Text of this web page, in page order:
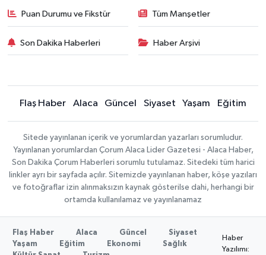
Puan Durumu ve Fikstür Tüm Manşetler
Son Dakika Haberleri Haber Arşivi
Flaş Haber Alaca Güncel Siyaset Yaşam Eğitim
Sitede yayınlanan içerik ve yorumlardan yazarları sorumludur.
Yayınlanan yorumlardan Çorum Alaca Lider Gazetesi - Alaca Haber,
Son Dakika Çorum Haberleri sorumlu tutulamaz. Sitedeki tüm harici
linkler ayrı bir sayfada açılır. Sitemizde yayınlanan haber, köşe yazıları
ve fotoğraflar izin alınmaksızın kaynak gösterilse dahi, herhangi bir
ortamda kullanılamaz ve yayınlanamaz
Flaş Haber Alaca Güncel
Siyaset
Yaşam
Eğitim Ekonomi
Sağlık
Haber
Yazılımı: